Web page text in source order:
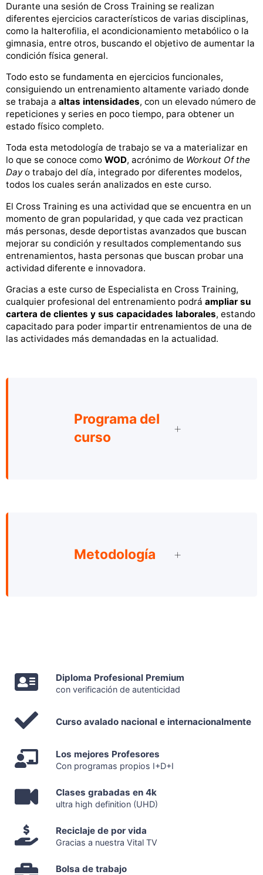
Durante una sesión de Cross Training se realizan
diferentes ejercicios característicos de varias disciplinas,
como la halterofilia, el acondicionamiento metabólico o la
gimnasia, entre otros, buscando el objetivo de aumentar la
condición física general.
Todo esto se fundamenta en ejercicios funcionales,
consiguiendo un entrenamiento altamente variado donde
se trabaja a altas intensidades, con un elevado número de
repeticiones y series en poco tiempo, para obtener un
estado físico completo.
Toda esta metodología de trabajo se va a materializar en
lo que se conoce como WOD, acrónimo de Workout Of the
Dayo trabajo del día, integrado por diferentes modelos,
todos los cuales serán analizados en este curso.
El Cross Training es una actividad que se encuentra en un
momento de gran popularidad, y que cada vez practican
más personas, desde deportistas avanzados que buscan
mejorar su condición y resultados complementando sus
entrenamientos, hasta personas que buscan probar una
actividad diferente e innovadora.
Gracias a este curso de Especialista en Cross Training,
cualquier profesional del entrenamiento podrá ampliar su
cartera de clientes y sus capacidades laborales, estando
capacitado para poder impartir entrenamientos de una de
las actividades más demandadas en la actualidad.
Programa del
curso
Metodología
Diploma Profesional Premium
con verificación de autenticidad
Curso avalado nacional e internacionalmente
Los mejores Profesores
Con programas propios I+D+I
Clases grabadas en 4k
ultra high definition (UHD)
Reciclaje de por vida
Gracias a nuestra Vital TV
Bolsa de trabajo